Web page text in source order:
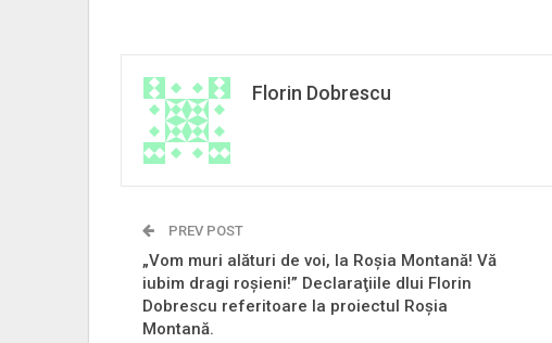
Florin Dobrescu
PREV POST
„Vom muri alături de voi, la Roşia Montană! Vă
iubim dragi roşieni!” Declaraţiile dlui Florin
Dobrescu referitoare la proiectul Roşia
Montană.